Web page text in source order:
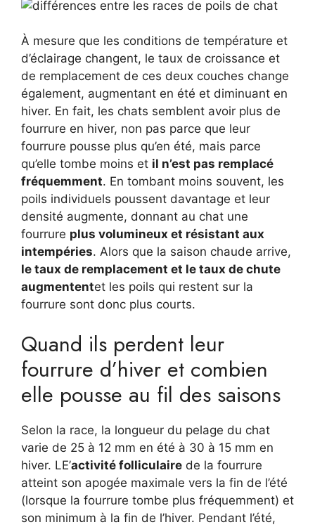
À mesure que les conditions de température et
d’éclairage changent, le taux de croissance et
de remplacement de ces deux couches change
également, augmentant en été et diminuant en
hiver. En fait, les chats semblent avoir plus de
fourrure en hiver, non pas parce que leur
fourrure pousse plus qu’en été, mais parce
qu’elle tombe moins et il n’est pas remplacé
fréquemment. En tombant moins souvent, les
poils individuels poussent davantage et leur
densité augmente, donnant au chat une
fourrure plus volumineux et résistant aux
intempéries. Alors que la saison chaude arrive,
le taux de remplacement et le taux de chute
augmententet les poils qui restent sur la
fourrure sont donc plus courts.
Quand ils perdent leur
fourrure d’hiver et combien
elle pousse au fil des saisons
Selon la race, la longueur du pelage du chat
varie de 25 à 12 mm en été à 30 à 15 mm en
hiver. LE’activité folliculaire de la fourrure
atteint son apogée maximale vers la fin de l’été
(lorsque la fourrure tombe plus fréquemment) et
son minimum à la fin de l’hiver. Pendant l’été,